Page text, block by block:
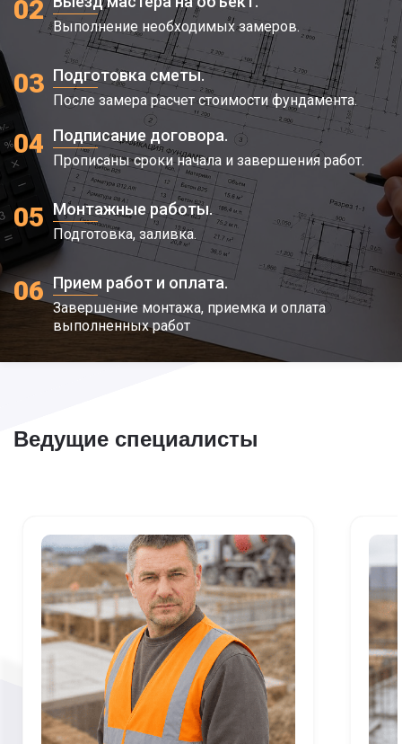
02
Выполнение необходимых замеров.
03 Подготовка сметы.
После замера расчет стоимости фундамента.
04 Подписание договора.
Прописаны сроки начала и завершения работ.
05 Монтажные работы.
Подготовка, заливка.
06 Прием работ и оплата.
Завершение монтажа, приемка и оплата
выполненных работ
Ведущие специалисты